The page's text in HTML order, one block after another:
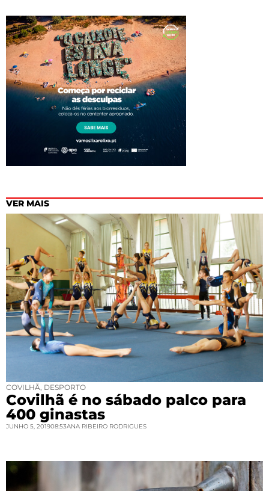
VER MAIS
COVILHÃ, DESPORTO
Covilhã é no sábado palco para
400 ginastas
JUNHO 5, 201908:53ANA RIBEIRO RODRIGUES